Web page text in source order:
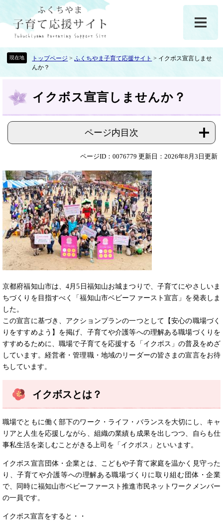
先
す
を
し
トップページ >ふくちやま子育て応援サイト > イクボス宣言しませ
んか？
文
イクボス宣言しませんか？
ページ内目次
ページID：0076779 更新日：2026年8月3日更新
京都府福知山市は、4月5日福知山お城まつりで、子育てにやさしいま
ちづくりを目指すべく「福知山市ベビーファースト宣言」を発表しま
した。
この宣言に基づき、アクションプランの一つとして【安心の職場づく
りをすすめよう】を掲げ、子育てや介護等への理解ある職場づくりを
すすめるために、​職場で子育てを応援する「イクボス」の普及をめざ
しています。経営者・管理職・地域のリーダーの皆さまの宣言をお待
ちしています。
イクボスとは？
職場でともに働く部下のワーク・ライフ・バランスを大切にし、キャ
リアと人生を応援しながら、組織の業績も成果を出しつつ、自らも仕
事私生活を楽しむことがきる上司を「イクボス」といいます。
イクボス宣言団体・企業とは、こどもや子育て家庭を温かく見守った
り、子育てや介護等への理解ある職場づくりに取り組む団体・企業
で、同時に福知山市ベビーファースト推進市民ネットワークメンバー
の一員です。
イクボス宣言をすると・・